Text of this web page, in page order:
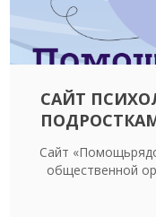
САЙТ
Сайт
общественной